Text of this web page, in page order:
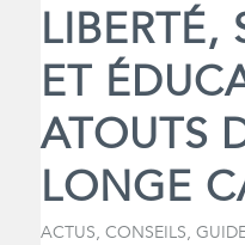
LIBERTÉ,
ET
ATOUTS
LONGE
ACTUS, CONSEILS,